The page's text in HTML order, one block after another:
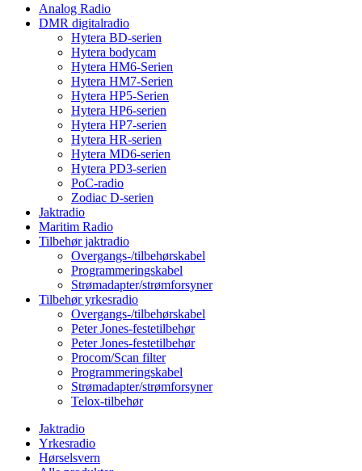
Analog Radio
DMR digitalradio
Hytera BD-serien
Hytera bodycam
Hytera HM6-Serien
Hytera HM7-Serien
Hytera HP5-Serien
Hytera HP6-serien
Hytera HP7-serien
Hytera HR-serien
Hytera MD6-serien
Hytera PD3-serien
PoC-radio
Zodiac D-serien
Jaktradio
Maritim Radio
Tilbehør jaktradio
Overgangs-/tilbehørskabel
Programmeringskabel
Strømadapter/strømforsyner
Tilbehør yrkesradio
Overgangs-/tilbehørskabel
Peter Jones-festetilbehør
Peter Jones-festetilbehør
Procom/Scan filter
Programmeringskabel
Strømadapter/strømforsyner
Telox-tilbehør
Jaktradio
Yrkesradio
Hørselsvern